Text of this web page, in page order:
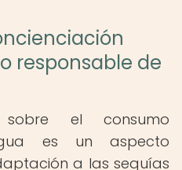
responsable de
sobre el consumo
es un aspecto
a las sequías